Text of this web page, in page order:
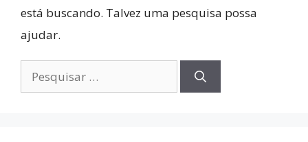
está buscando. Talvez uma pesquisa possa
ajudar.
Pesquisar
por: